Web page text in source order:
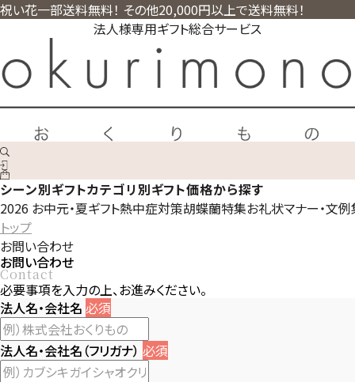
祝い花一部送料無料！ その他20,000円以上で送料無料！
法人様専用ギフト総合サービス
シーン別ギフトカテゴリ別ギフト価格から探す
2026 お中元・夏ギフト熱中症対策胡蝶蘭特集お礼状マナー・文
トップ
お問い合わせ
お問い合わせ
Contact
必要事項を入力の上、お進みください。
法人名・会社名 必須
法人名・会社名（フリガナ） 必須